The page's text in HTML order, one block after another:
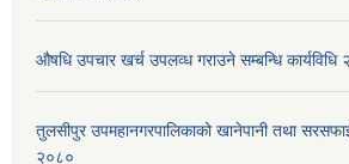
औषधि उपचार खर्च उपलव्ध गराउने सम्बन्धि कार्यविधि
तुलसीपुर उपमहानगरपालिकाको खानेपानी तथा
२०८०